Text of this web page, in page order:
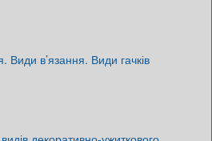
Види в’язання. Види гачків